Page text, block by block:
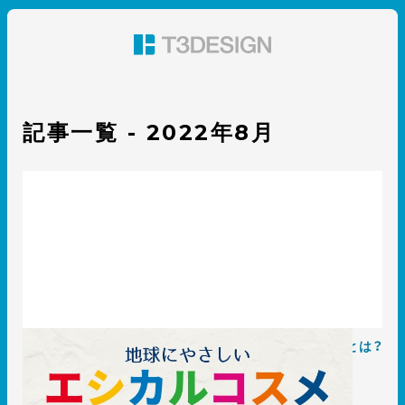
ン 株式会社T3デザイン
記事一覧 - 2022年8月
地球にやさしいエシカルコスメのパッケージデザインとは？
参考ブランド7選紹介
2022.08.18 知識 / ノウハウ